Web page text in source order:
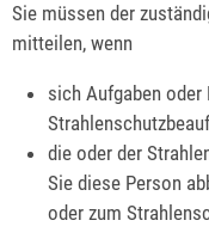
Sie müssen der
mitteilen, wenn
sich Aufgaben oder
die oder der
Sie diese Person
oder zum